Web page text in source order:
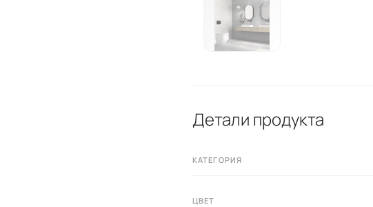
Детали продукта
КАТЕГОРИЯ
ЦВЕТ